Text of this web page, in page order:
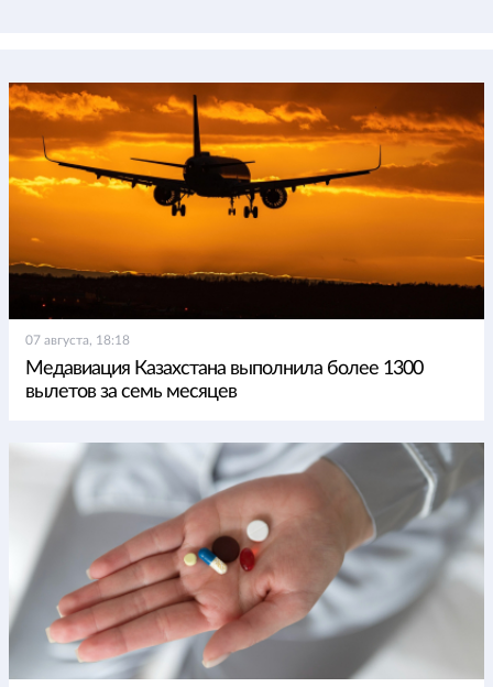
07 августа, 18:18
Медавиация Казахстана выполнила более 1300
вылетов за семь месяцев